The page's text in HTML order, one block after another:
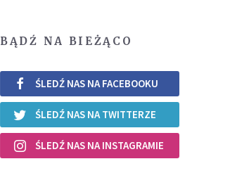
BĄDŹ NA BIEŻĄCO
ŚLEDŹ NAS NA FACEBOOKU
ŚLEDŹ NAS NA TWITTERZE
ŚLEDŹ NAS NA INSTAGRAMIE